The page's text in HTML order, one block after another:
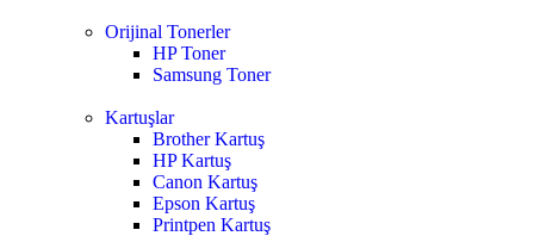
Orijinal Tonerler
HP Toner
Samsung Toner
Kartuşlar
Brother Kartuş
HP Kartuş
Canon Kartuş
Epson Kartuş
Printpen Kartuş